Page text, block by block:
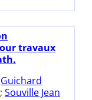
travaux
Guichard
; Souville Jean